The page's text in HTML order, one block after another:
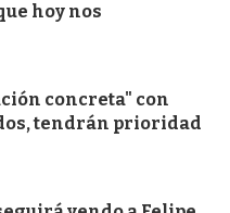
hoy nos
concreta" con
tendrán prioridad